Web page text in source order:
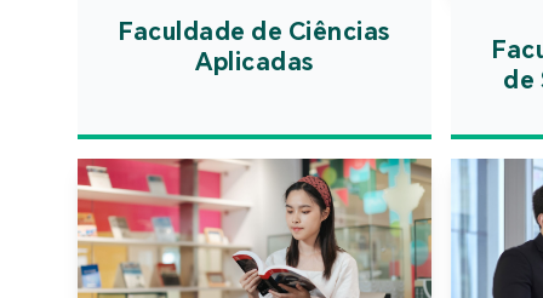
Faculdade de Ciências
Aplicadas
de